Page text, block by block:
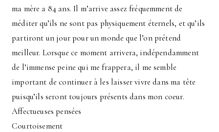
ma mère a 84 ans. Il m’arrive assez fréquemment de
méditer qu’ils ne sont pas physiquement éternels, et qu’ils
partiront un jour pour un monde que l’on prétend
meilleur. Lorsque ce moment arrivera, indépendamment
de l’immense peine qui me frappera, il me semble
important de continuer à les laisser vivre dans ma tête
puisqu’ils seront toujours présents dans mon coeur.
Affectueuses pensées
Courtoisement